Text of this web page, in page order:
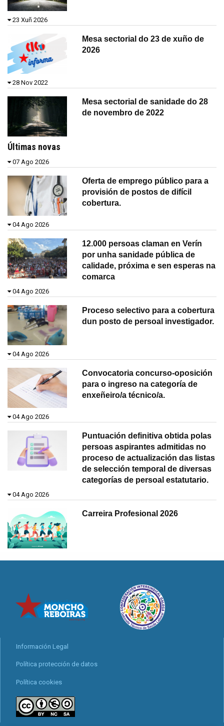
23 Xuñ 2026
Mesa sectorial do 23 de xuño de
2026
28 Nov 2022
Mesa sectorial de sanidade do 28
de novembro de 2022
Últimas novas
07 Ago 2026
Oferta de emprego público para a
provisión de postos de difícil
cobertura.
04 Ago 2026
12.000 persoas claman en Verín
por unha sanidade pública de
calidade, próxima e sen esperas na
comarca
04 Ago 2026
Proceso selectivo para a cobertura
dun posto de persoal investigador.
04 Ago 2026
Convocatoria concurso-oposición
para o ingreso na categoría de
enxeñeiro/a técnico/a.
04 Ago 2026
Puntuación definitiva obtida polas
persoas aspirantes admitidas no
proceso de actualización das listas
de selección temporal de diversas
categorías de persoal estatutario.
04 Ago 2026
Carreira Profesional 2026
Información Legal
Política protección de datos
Política cookies